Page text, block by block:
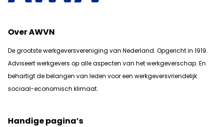
Over AWVN
De grootste werkgeversvereniging van Nederland. Opgericht in 1919.
Adviseert werkgevers op alle aspecten van het werkgeverschap. En
behartigt de belangen van leden voor een werkgeversvriendelijk
sociaal-economisch klimaat.
Handige pagina’s